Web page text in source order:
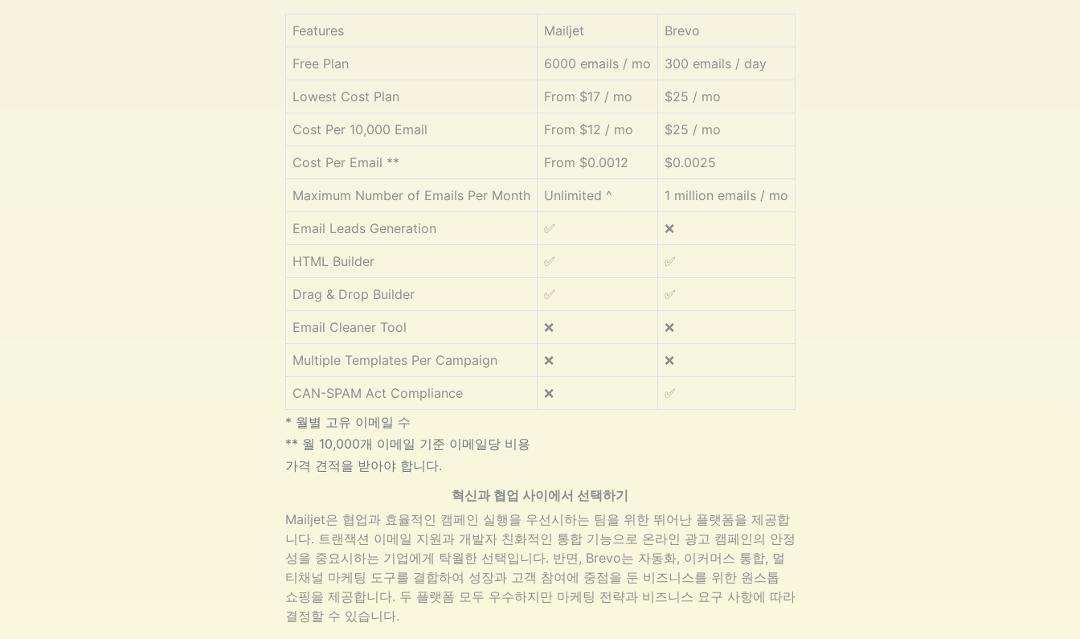
* 월별 고유 이메일 수
** 월 10,000개 이메일 기준 이메일당 비용
가격 견적을 받아야 합니다.
Features Mailjet Brevo
Free Plan 6000 emails / mo 300 emails / day
Lowest Cost Plan From $17 / mo $25 / mo
Cost Per 10,000 Email From $12 / mo $25 / mo
Cost Per Email ** From $0.0012 $0.0025
Maximum Number of Emails Per Month Unlimited ^ 1 million emails / mo
Email Leads Generation ✅ ❌
HTML Builder ✅ ✅
Drag & Drop Builder ✅ ✅
Email Cleaner Tool ❌ ❌
Multiple Templates Per Campaign ❌ ❌
CAN-SPAM Act Compliance ❌ ✅
혁신과 협업 사이에서 선택하기
Mailjet은 협업과 효율적인 캠페인 실행을 우선시하는 팀을 위한 뛰어난 플랫폼을 제공합
니다. 트랜잭션 이메일 지원과 개발자 친화적인 통합 기능으로 온라인 광고 캠페인의 안정
성을 중요시하는 기업에게 탁월한 선택입니다. 반면, Brevo는 자동화, 이커머스 통합, 멀
티채널 마케팅 도구를 결합하여 성장과 고객 참여에 중점을 둔 비즈니스를 위한 원스톱
쇼핑을 제공합니다. 두 플랫폼 모두 우수하지만 마케팅 전략과 비즈니스 요구 사항에 따라
결정할 수 있습니다.